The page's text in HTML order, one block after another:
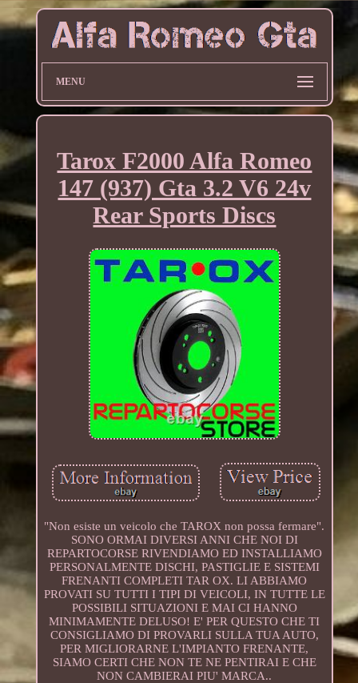
MENU
Tarox F2000 Alfa Romeo
147 (937) Gta 3.2 V6 24v
Rear Sports Discs
"Non esiste un veicolo che TAROX non possa fermare".
SONO ORMAI DIVERSI ANNI CHE NOI DI
REPARTOCORSE RIVENDIAMO ED INSTALLIAMO
PERSONALMENTE DISCHI, PASTIGLIE E SISTEMI
FRENANTI COMPLETI TAR OX. LI ABBIAMO
PROVATI SU TUTTI I TIPI DI VEICOLI, IN TUTTE LE
POSSIBILI SITUAZIONI E MAI CI HANNO
MINIMAMENTE DELUSO! E' PER QUESTO CHE TI
CONSIGLIAMO DI PROVARLI SULLA TUA AUTO,
PER MIGLIORARNE L'IMPIANTO FRENANTE,
SIAMO CERTI CHE NON TE NE PENTIRAI E CHE
NON CAMBIERAI PIU' MARCA..